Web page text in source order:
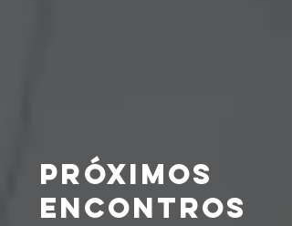
Próximos
encontros